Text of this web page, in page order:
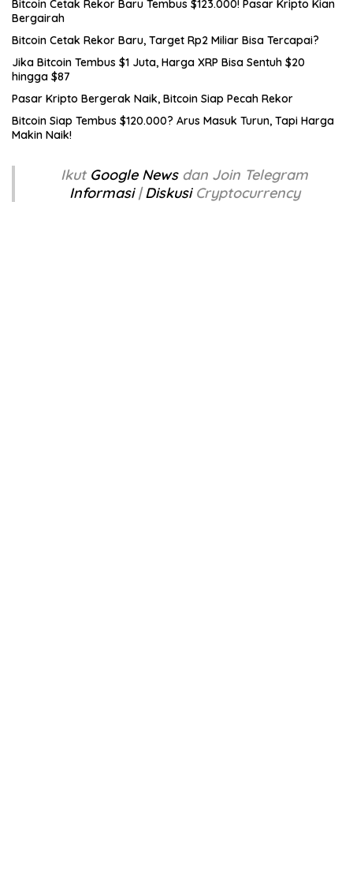
Bitcoin Cetak Rekor Baru Tembus $123.000! Pasar Kripto Kian
Bergairah
Bitcoin Cetak Rekor Baru, Target Rp2 Miliar Bisa Tercapai?
Jika Bitcoin Tembus $1 Juta, Harga XRP Bisa Sentuh $20
hingga $87
Pasar Kripto Bergerak Naik, Bitcoin Siap Pecah Rekor
Bitcoin Siap Tembus $120.000? Arus Masuk Turun, Tapi Harga
Makin Naik!
Ikut Google News dan Join Telegram
Informasi|DiskusiCryptocurrency